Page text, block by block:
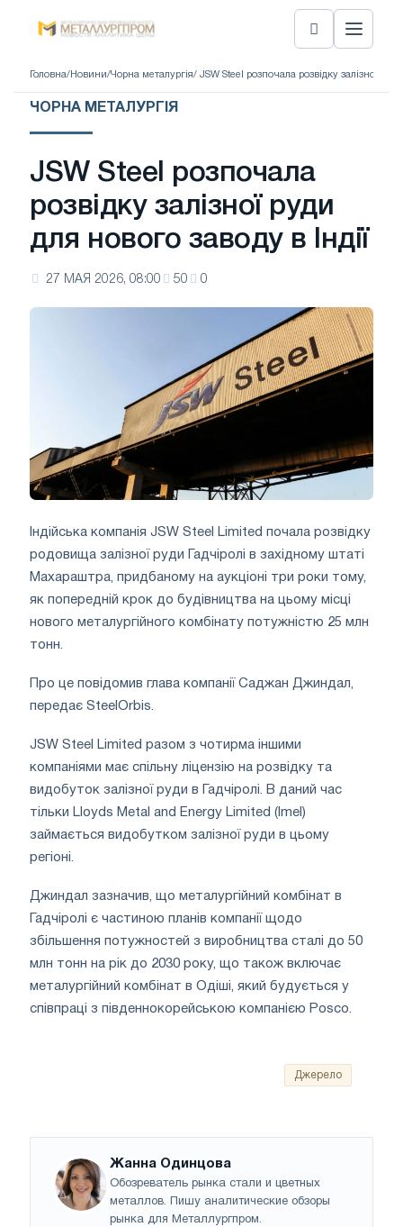
Головна/ Новини/Чорна металургія/ JSW Steel розпочала розвідку залізної
ЧОРНА МЕТАЛУРГІЯ
JSW Steel розпочала
розвідку залізної руди
для нового заводу в Індії
27 МАЯ 2026, 08:00 50 0
Індійська компанія JSW Steel Limited почала розвідку
родовища залізної руди Гадчіролі в західному штаті
Махараштра, придбаному на аукціоні три роки тому,
як попередній крок до будівництва на цьому місці
нового металургійного комбінату потужністю 25 млн
тонн.
Про це повідомив глава компанії Саджан Джиндал,
передає SteelOrbis.
JSW Steel Limited разом з чотирма іншими
компаніями має спільну ліцензію на розвідку та
видобуток залізної руди в Гадчіролі. В даний час
тільки Lloyds Metal and Energy Limited (lmel)
займається видобутком залізної руди в цьому
регіоні.
Джиндал зазначив, що металургійний комбінат в
Гадчіролі є частиною планів компанії щодо
збільшення потужностей з виробництва сталі до 50
млн тонн на рік до 2030 року, що також включає
металургійний комбінат в Одіші, який будується у
співпраці з південнокорейською компанією Posco.
Джерело
Жанна Одинцова
Обозреватель рынка стали и цветных
металлов. Пишу аналитические обзоры
рынка для Металлургпром.